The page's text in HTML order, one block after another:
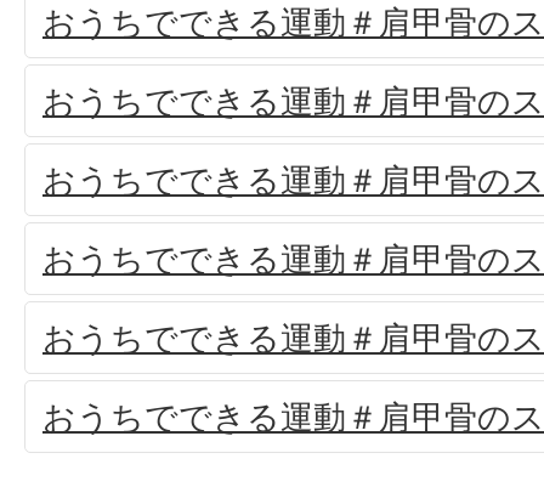
おうちでできる運動＃肩甲骨の
おうちでできる運動＃肩甲骨の
おうちでできる運動＃肩甲骨の
おうちでできる運動＃肩甲骨の
おうちでできる運動＃肩甲骨の
おうちでできる運動＃肩甲骨の